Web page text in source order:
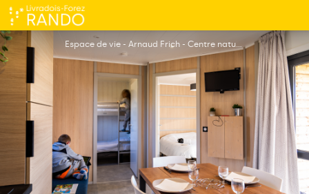
Centre nature 'Quatre Vents' - Cottage confort
Espace de vie - Arnaud Frich - Centre nature